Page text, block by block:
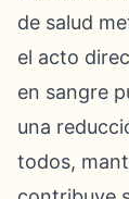
de salud
el acto
en sangre
una
todos,